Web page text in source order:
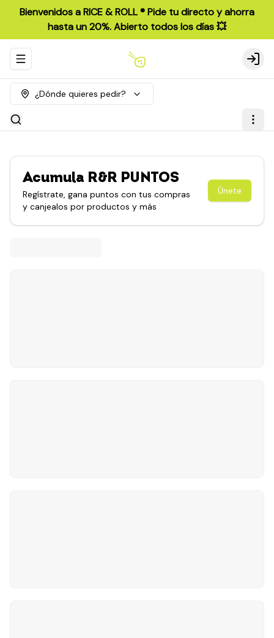
Bienvenidos a RICE & ROLL ®️ Pide tu directo y ahorra
hasta un 20%. Abierto todos los días 💥
Abrir menu de navegación Login
¿Dónde quieres pedir?
Acumula R&R PUNTOS
Regístrate, gana puntos con tus compras
y canjealos por productos y más
Únete